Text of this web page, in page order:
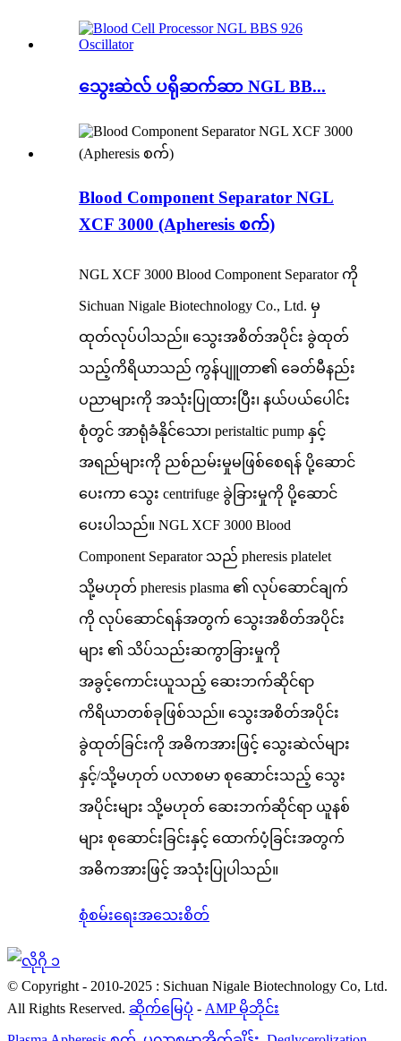
သွေးဆဲလ် ပရိုဆက်ဆာ NGL BB...
Blood Component Separator NGL
XCF 3000 (Apheresis စက်)
NGL XCF 3000 Blood Component Separator ကို
Sichuan Nigale Biotechnology Co., Ltd. မှ
ထုတ်လုပ်ပါသည်။ သွေးအစိတ်အပိုင်း ခွဲထုတ်
သည့်ကိရိယာသည် ကွန်ပျူတာ၏ ခေတ်မီနည်း
ပညာများကို အသုံးပြုထားပြီး၊ နယ်ပယ်ပေါင်း
စုံတွင် အာရုံခံနိုင်သော၊ peristaltic pump နှင့်
အရည်များကို ညစ်ညမ်းမှုမဖြစ်စေရန် ပို့ဆောင်
ပေးကာ သွေး centrifuge ခွဲခြားမှုကို ပို့ဆောင်
ပေးပါသည်။ NGL XCF 3000 Blood
Component Separator သည် pheresis platelet
သို့မဟုတ် pheresis plasma ၏ လုပ်ဆောင်ချက်
ကို လုပ်ဆောင်ရန်အတွက် သွေးအစိတ်အပိုင်း
များ ၏ သိပ်သည်းဆကွာခြားမှုကို
အခွင့်ကောင်းယူသည့် ဆေးဘက်ဆိုင်ရာ
ကိရိယာတစ်ခုဖြစ်သည်။ သွေးအစိတ်အပိုင်း
ခွဲထုတ်ခြင်းကို အဓိကအားဖြင့် သွေးဆဲလ်များ
နှင့်/သို့မဟုတ် ပလာစမာ စုဆောင်းသည့် သွေး
အပိုင်းများ သို့မဟုတ် ဆေးဘက်ဆိုင်ရာ ယူနစ်
များ စုဆောင်းခြင်းနှင့် ထောက်ပံ့ခြင်းအတွက်
အဓိကအားဖြင့် အသုံးပြုပါသည်။
စုံစမ်းရေးအသေးစိတ်
© Copyright - 2010-2025 : Sichuan Nigale Biotechnology Co, Ltd.
All Rights Reserved. ဆိုက်မြေပုံ - AMP မိုဘိုင်း